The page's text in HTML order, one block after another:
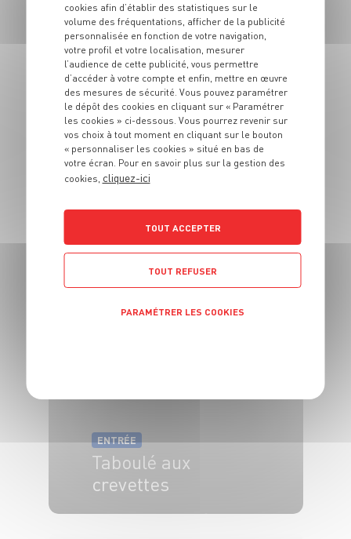
ENTRÉE
Salade de pissenlit
et halloumi grillé
4 pers. 20 min
Tarte spirale aux
courgettes
ENTRÉE
Taboulé aux
crevettes
cookies afin d’établir des statistiques sur le
volume des fréquentations, afficher de la publicité
personnalisée en fonction de votre navigation,
votre profil et votre localisation, mesurer
l’audience de cette publicité, vous permettre
d’accéder à votre compte et enfin, mettre en œuvre
des mesures de sécurité. Vous pouvez paramétrer
le dépôt des cookies en cliquant sur « Paramétrer
les cookies » ci-dessous. Vous pourrez revenir sur
vos choix à tout moment en cliquant sur le bouton
« personnaliser les cookies » situé en bas de
votre écran. Pour en savoir plus sur la gestion des
cookies, cliquez-ici
TOUT ACCEPTER
TOUT REFUSER
PARAMÉTRER LES COOKIES